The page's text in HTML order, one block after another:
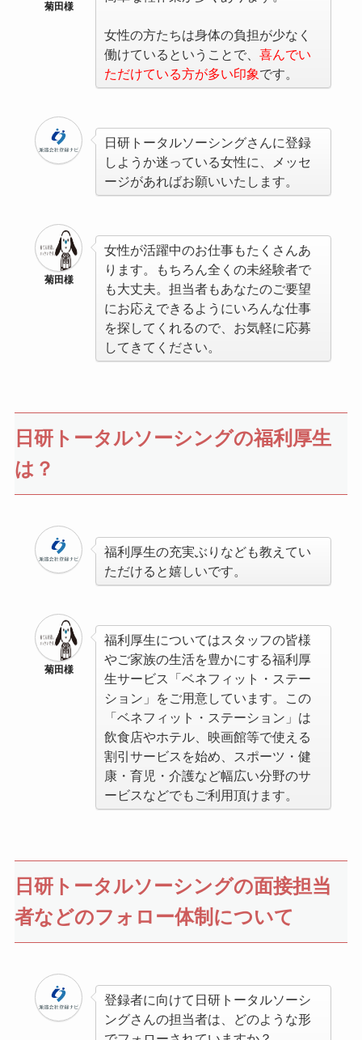
菊田様
女性の方たちは身体の負担が少なく
働けているということで、 喜んでい
ただけている方が多い印象です。
日研トータルソーシングさんに登録
しようか迷っている女性に、メッセ
ージがあればお願いいたします。
菊田様
女性が活躍中のお仕事もたくさんあ
ります。もちろん全くの未経験者で
も大丈夫。担当者もあなたのご要望
にお応えできるようにいろんな仕事
を探してくれるので、お気軽に応募
してきてください。
日研トータルソーシングの福利厚生
は？
福利厚生の充実ぶりなども教えてい
ただけると嬉しいです。
菊田様
福利厚生についてはスタッフの皆様
やご家族の生活を豊かにする福利厚
生サービス「ベネフィット・ステー
ション」をご用意しています。この
「ベネフィット・ステーション」は
飲食店やホテル、映画館等で使える
割引サービスを始め、スポーツ・健
康・育児・介護など幅広い分野のサ
ービスなどでもご利用頂けます。
日研トータルソーシングの面接担当
者などのフォロー体制について
登録者に向けて日研トータルソーシ
ングさんの担当者は、どのような形